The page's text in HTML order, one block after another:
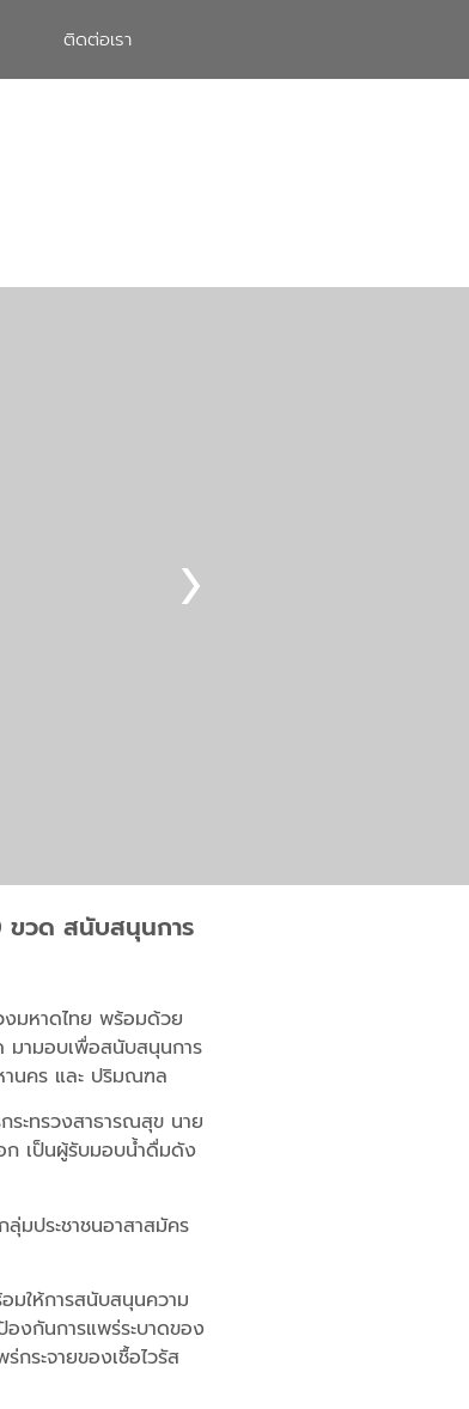
ติดต่อเรา
ขวด สนับสนุนการ
มหาดไทย พร้อมด้วย
มามอบเพื่อสนับสนุนการ
านคร และ ปริมณฑล
ระทรวงสาธารณสุข นาย
เป็นผู้รับมอบน้ำดื่มดัง
มประชาชนอาสาสมัคร
มให้การสนับสนุนความ
องกันการแพร่ระบาดของ
ระจายของเชื้อไวรัส